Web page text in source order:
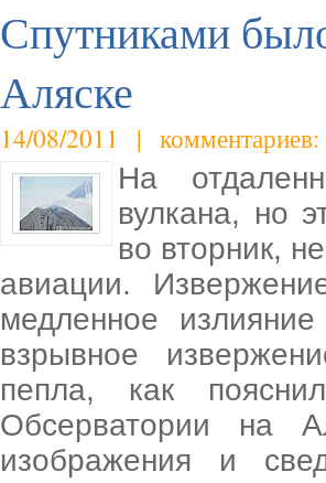
Спутниками
Аляске
14/08/2011 | комментариев:
На
вулкана, но
во вторник,
авиации.
медленное
взрывное
пепла, как
Обсерватории на
изображения и